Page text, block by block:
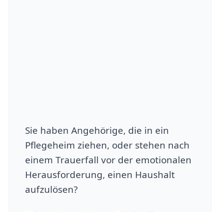
Sie haben Angehörige, die in ein
Pflegeheim ziehen, oder stehen nach
einem Trauerfall vor der emotionalen
Herausforderung, einen Haushalt
aufzulösen?